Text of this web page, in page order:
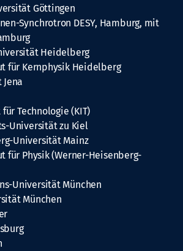
Göttingen
Synchrotron DESY, Hamburg, mit
Heidelberg
für Kernphysik Heidelberg
Technologie (KIT)
Universität zu Kiel
Universität Mainz
für Physik (Werner-Heisenberg-
Universität München
München